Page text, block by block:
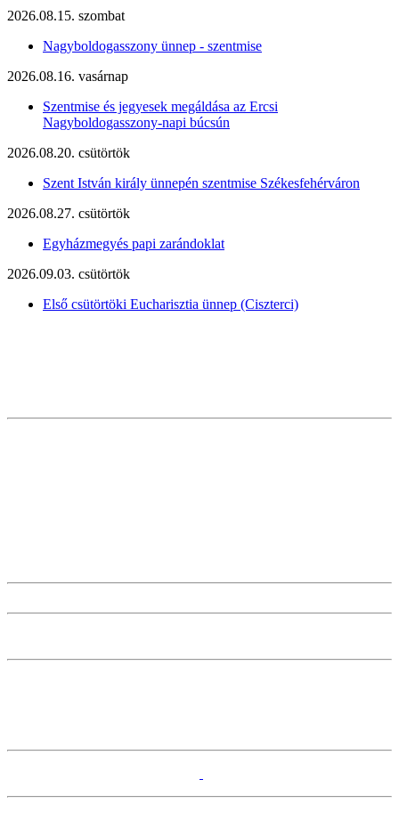
2026.08.15. szombat
Nagyboldogasszony ünnep - szentmise
2026.08.16. vasárnap
Szentmise és jegyesek megáldása az Ercsi
Nagyboldogasszony-napi búcsún
2026.08.20. csütörtök
Szent István király ünnepén szentmise Székesfehérváron
2026.08.27. csütörtök
Egyházmegyés papi zarándoklat
2026.09.03. csütörtök
Első csütörtöki Eucharisztia ünnep (Ciszterci)